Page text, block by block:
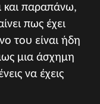
και παραπάνω,
πως έχει
του είναι ήδη
μια άσχημη
να έχεις